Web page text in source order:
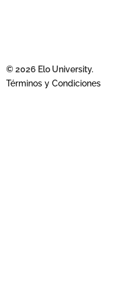
© 2026 Elo University.
Términos y Condiciones